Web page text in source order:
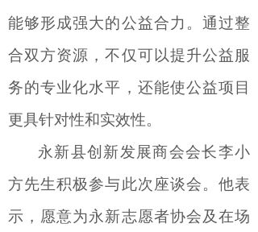
能够形成强大的公益合力。通过整
合双方资源，不仅可以提升公益服
务的专业化水平，还能使公益项目
更具针对性和实效性。
永新县创新发展商会会长李小
方先生积极参与此次座谈会。他表
示，愿意为永新志愿者协会及在场